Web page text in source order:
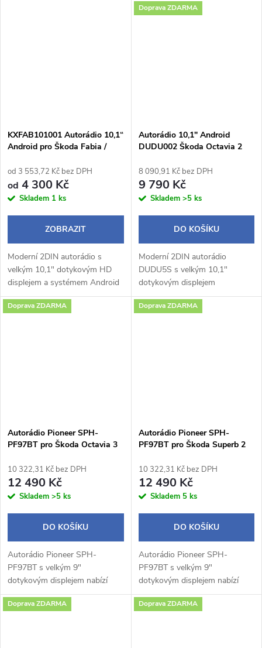
ovládání během jízdy.
KXFAB101001 Autorádio 10,1“
Android pro Škoda Fabia /
od 3 553,72 Kč bez DPH
od 4 300 Kč
Skladem 1 ks
ZOBRAZIT
Moderní 2DIN autorádio s
velkým 10,1" dotykovým HD
displejem a systémem Android
14 přináší pohodlné a chytré
ovládání během jízdy.
Doprava ZDARMA
Autorádio 10,1" Android
DUDU002 Škoda Octavia 2
8 090,91 Kč bez DPH
9 790 Kč
Skladem >5 ks
DO KOŠÍKU
Moderní 2DIN autorádio
DUDU5S s velkým 10,1"
dotykovým displejem
1280×720 px a praktickým
otočným potenciometrem
Doprava ZDARMA
Autorádio Pioneer SPH-
PF97BT pro Škoda Octavia 3
10 322,31 Kč bez DPH
12 490 Kč
Skladem >5 ks
DO KOŠÍKU
Autorádio Pioneer SPH-
PF97BT s velkým 9"
dotykovým displejem nabízí
moderní výbavu včetně
bezdrátového Apple CarPlay a
Doprava ZDARMA
Autorádio Pioneer SPH-
PF97BT pro Škoda Superb 2
10 322,31 Kč bez DPH
12 490 Kč
Skladem 5 ks
DO KOŠÍKU
Autorádio Pioneer SPH-
PF97BT s velkým 9"
dotykovým displejem nabízí
moderní výbavu včetně
bezdrátového Apple CarPlay a
Doprava ZDARMA Doprava ZDARMA